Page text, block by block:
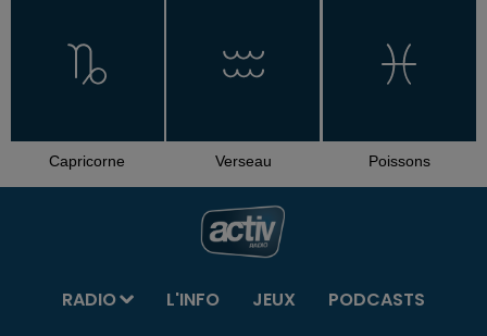
Capricorne Verseau Poissons
RADIO L'INFO JEUX
PODCASTS